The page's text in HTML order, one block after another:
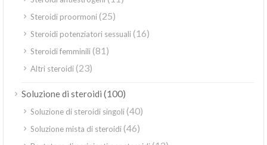
Steroidi proormoni(25)
Steroidi potenziatori sessuali(16)
Steroidi femminili(81)
Altri steroidi(23)
Soluzione di steroidi (100)
Soluzione di steroidi singoli(40)
Soluzione mista di steroidi(46)